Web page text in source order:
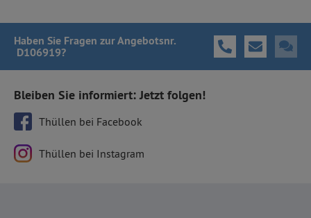
Haben Sie Fragen zur Angebotsnr.
D106919?
Bleiben Sie informiert: Jetzt folgen!
Thüllen bei Facebook
Thüllen bei Instagram